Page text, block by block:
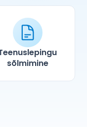
sõlmimine